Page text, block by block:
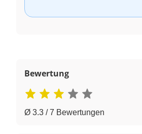
Bewertung
Ø 3.3 / 7 Bewertungen